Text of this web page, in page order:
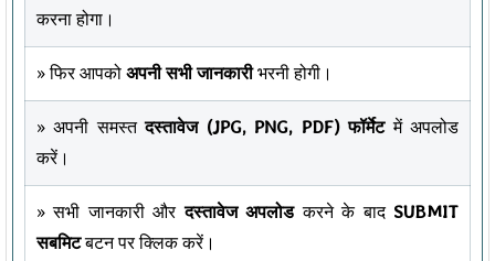
करना होगा।
» फिर आपको अपनी सभी जानकारीभरनी होगी।
» अपनी समस्तदस्तावेज (JPG, PNG, PDF) फॉर्मेटमें अपलोड
करें।
» सभी जानकारी औरदस्तावेज अपलोडकरने के बाद SUBMIT
सबमिटबटन पर क्लिक करें।